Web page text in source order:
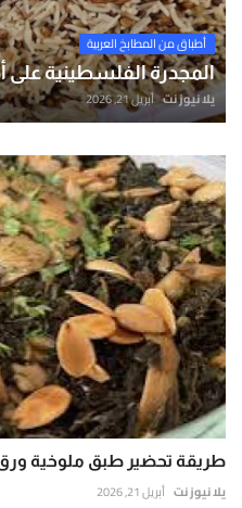
أطباق من المطابخ العربية
المجدرة الفلسطينية على
يلا نيوز نت أبريل 21, 2026
طريقة تحضير طبق ملوخية
يلا نيوز نت أبريل 21, 2026